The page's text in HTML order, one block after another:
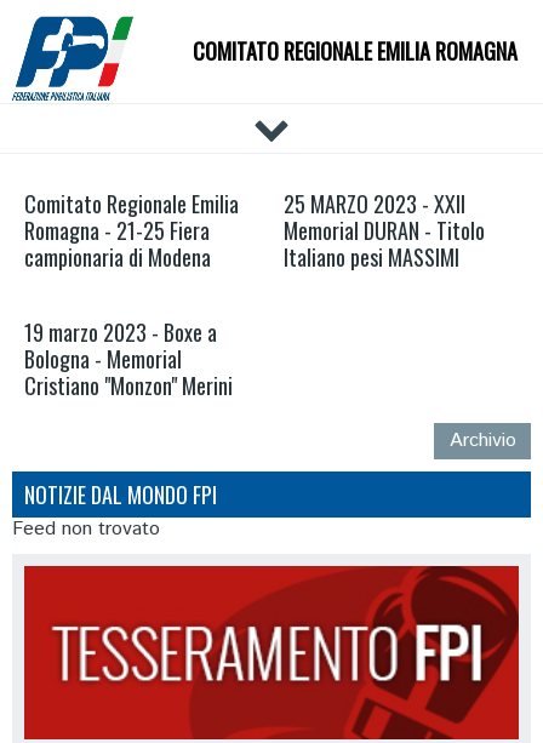
COMITATO REGIONALE EMILIA ROMAGNA
IL COMITATO
DOCUMENTI
AFFILIAZIONE E TESSERAMENTO
CARTE FEDERALI
Comitato Regionale Emilia
Romagna - 21-25 Fiera
campionaria di Modena
25 MARZO 2023 - XXII
Memorial DURAN - Titolo
Italiano pesi MASSIMI
19 marzo 2023 - Boxe a
Bologna - Memorial
Cristiano "Monzon" Merini
Archivio
NOTIZIE DAL MONDO FPI
Feed non trovato